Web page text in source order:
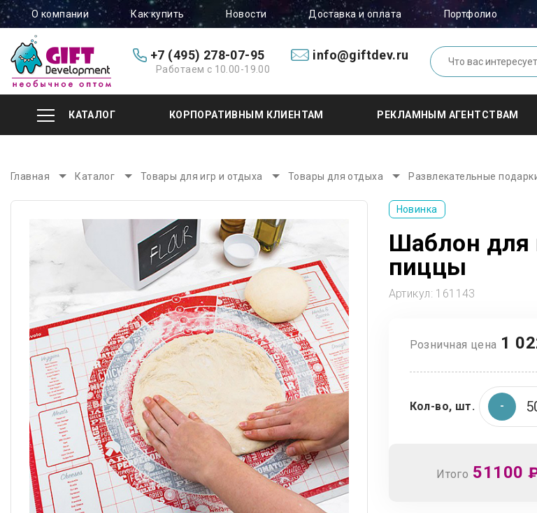
О компании Как купить Новости Доставка и оплата Портфолио
+7 (495) 278-07-95
Работаем с 10.00-19.00
info@giftdev.ru
КАТАЛОГ КОРПОРАТИВНЫМ КЛИЕНТАМ РЕКЛАМНЫМ АГЕНТСТВАМ
Главная Каталог Товары для игр и отдыха Товары для отдыха Развлекательные
Новинка
Шаблон для
пиццы
Артикул: 161143
Розничная цена 1
Кол-во, шт.
Итого 51100